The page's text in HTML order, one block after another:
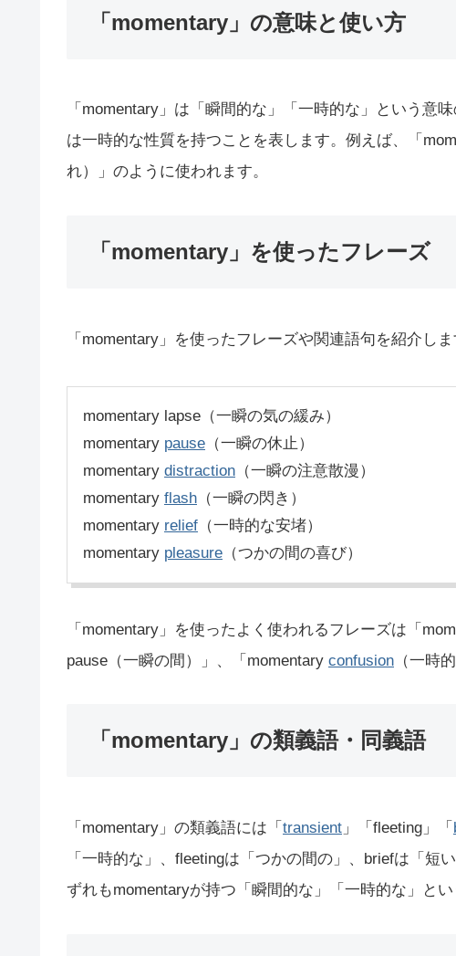
「momentary」の意味と使い方
「momentary」は「瞬間的な」「一時的な」という意
は一時的な性質を持つことを表します。例えば、「
れ）」のように使われます。
「momentary」を使ったフレーズ
「momentary」を使ったフレーズや関連語句を紹介しま
momentary lapse（一瞬の気の緩み）
momentary pause （一瞬の休止）
momentary distraction （一瞬の注意散漫）
momentary flash （一瞬の閃き）
momentary relief （一時的な安堵）
momentary pleasure （つかの間の喜び）
「momentary」を使ったよく使われるフレーズは「
pause（一瞬の間）」、「momentary confusion （一時
「momentary」の類義語・同義語
「momentary」の類義語には「 transient 」「fleeting」「
「一時的な」、fleetingは「つかの間の」、briefは「短
ずれもmomentaryが持つ「瞬間的な」「一時的な」とい